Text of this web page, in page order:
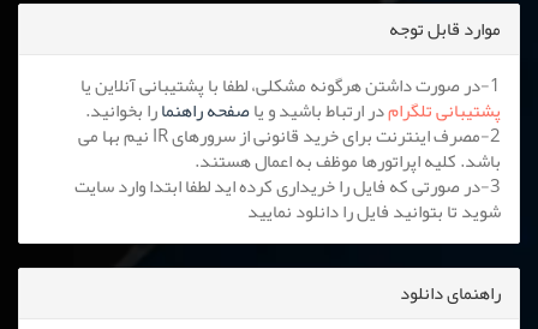
موارد قابل توجه
1-در صورت داشتن هرگونه مشکلی، لطفا با پشتیبانی آنلاین یا
پشتیبانی تلگرامدر ارتباط باشید و یاصفحه راهنمارا بخوانید.
2-مصرف اینترنت برای خرید قانونی از سرورهای IR نیم بها می
باشد. کلیه اپراتورها موظف به اعمال هستند.
3-در صورتی که فایل را خریداری کرده اید لطفا ابتدا وارد سایت
شوید تا بتوانید فایل را دانلود نمایید
راهنمای دانلود